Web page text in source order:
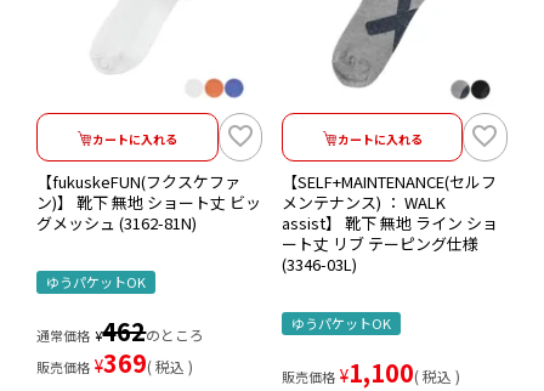
カートに入れる
【fukuskeFUN(フクスケファ
ン)】 靴下 無地 ショート丈 ビッ
グメッシュ (3162-81N)
ゆうパケットOK
通常価格 ¥462のところ
販売価格 ¥369 税込
カートに入れる
【SELF+MAINTENANCE(セルフ
メンテナンス) ： WALK
assist】 靴下 無地 ライン ショ
ート丈 リブ テーピング仕様
(3346-03L)
ゆうパケットOK
販売価格 ¥1,100 税込